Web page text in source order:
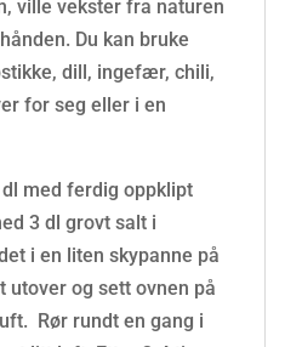
ville vekster fra naturen
Du kan bruke
dill, ingefær, chili,
for seg eller i en
med ferdig oppklipt
3 dl grovt salt i
i en liten skypanne på
utover og sett ovnen på
Rør rundt en gang i